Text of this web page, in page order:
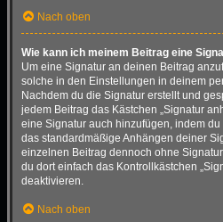
Nach oben
Wie kann ich meinem Beitrag eine
Um eine Signatur an deinen Beitrag
solche in den Einstellungen in deinem
Nachdem du die Signatur erstellt und
jedem Beitrag das Kästchen „Signatur
eine Signatur auch hinzufügen, indem
das standardmäßige Anhängen deiner
einzelnen Beitrag dennoch ohne
du dort einfach das Kontrollkästchen
deaktivieren.
Nach oben